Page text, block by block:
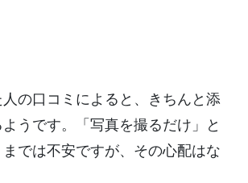
の口コミによると、きちんと添
うです。「写真を撮るだけ」と
では不安ですが、その心配はな